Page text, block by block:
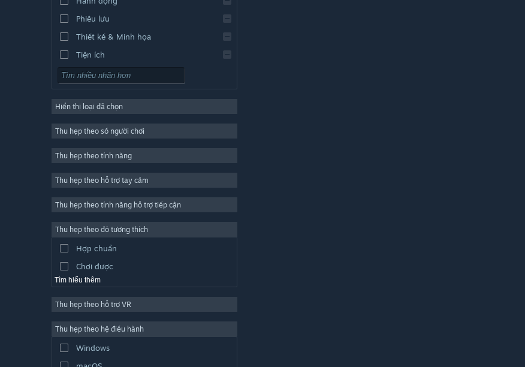
Phiêu lưu
Thiết kế & Minh họa
Tiện ích
Chơi miễn phí
Trực tuyến nhiều người chơi
Indie
Đơn giản
Mô phỏng
Sản xuất video
Chỉnh sửa ảnh
Hiển thị loại đã chọn
Thu hẹp theo số người chơi
Thu hẹp theo tính năng
Thu hẹp theo hỗ trợ tay cầm
Thu hẹp theo tính năng hỗ trợ tiếp cận
Thu hẹp theo độ tương thích
Hợp chuẩn
Chơi được
Tìm hiểu thêm
Thu hẹp theo hỗ trợ VR
Thu hẹp theo hệ điều hành
Windows